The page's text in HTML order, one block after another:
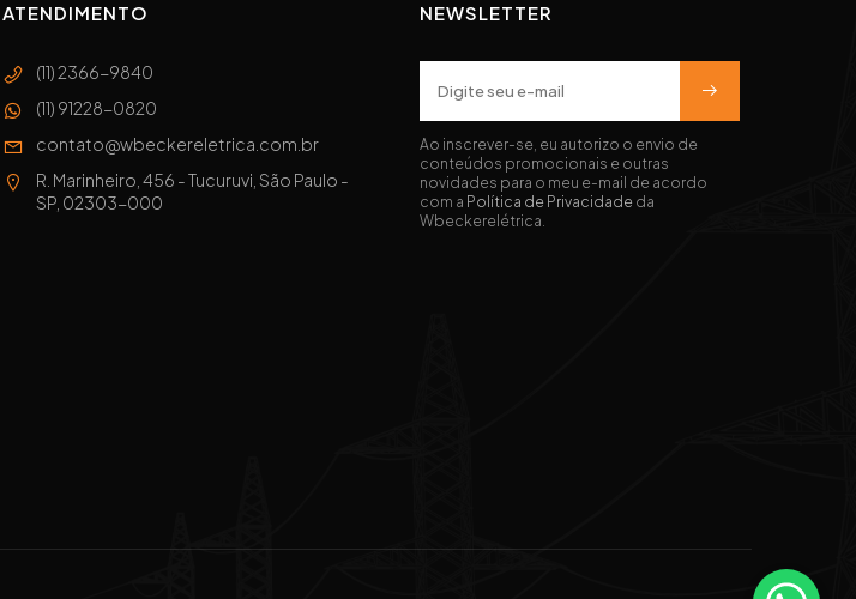
ATENDIMENTO
(11) 2366-9840
(11) 91228-0820
contato@wbeckereletrica.com.br
R. Marinheiro, 456 - Tucuruvi, São Paulo -
SP, 02303-000
NEWSLETTER
Ao inscrever-se, eu autorizo o envio de
conteúdos promocionais e outras
novidades para o meu e-mail de acordo
com a Política de Privacidade da
Wbeckerelétrica.